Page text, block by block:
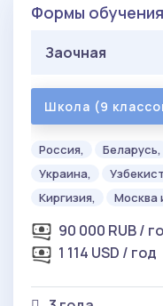
Формы
Заочная
Школа (9
Россия, Беларусь,
Украина,
Киргизия,
Москва
90 000 RUB /
1 114 USD / год